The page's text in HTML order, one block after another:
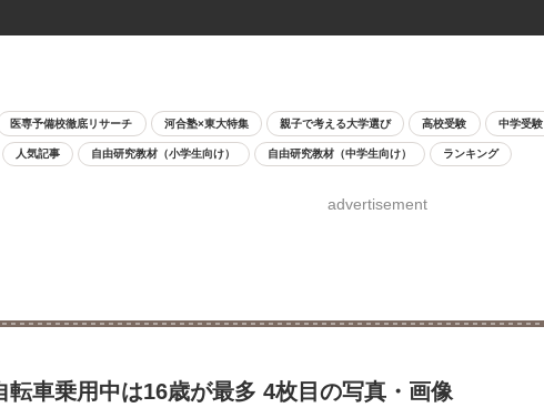
医専予備校徹底リサーチ 河合塾×東大特集 親子で考える大学選び 高校受験 中学受験
人気記事 自由研究教材（小学生向け） 自由研究教材（中学生向け） ランキング
advertisement
車乗用中は16歳が最多 4枚目の写真・画像